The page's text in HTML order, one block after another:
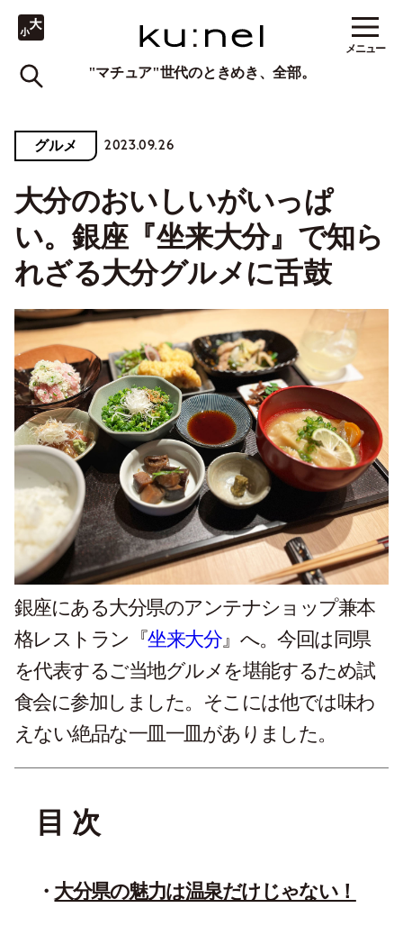
"マチュア"世代のときめき、全部。
メニュー
グルメ 2023.09.26
大分のおいしいがいっぱ
い。銀座『坐来大分』で知ら
れざる大分グルメに舌鼓
銀座にある大分県のアンテナショップ兼本
格レストラン『坐来大分』へ。今回は同県
を代表するご当地グルメを堪能するため試
食会に参加しました。そこには他では味わ
えない絶品な一皿一皿がありました。
目 次
大分県の魅力は温泉だけじゃない！